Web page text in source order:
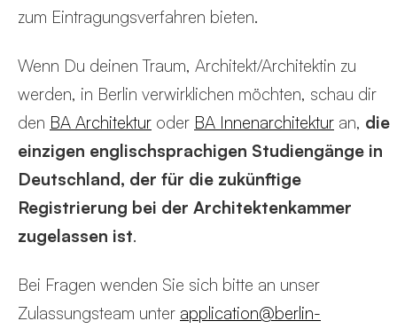
zum Eintragungsverfahren bieten.
Wenn Du deinen Traum, Architekt/Architektin zu
werden, in Berlin verwirklichen möchten, schau dir
den BA Architektur oder BA Innenarchitektur an, die
einzigen englischsprachigen Studiengänge in
Deutschland, der für die zukünftige
Registrierung bei der Architektenkammer
zugelassen ist.
Bei Fragen wenden Sie sich bitte an unser
Zulassungsteam unter application@berlin-